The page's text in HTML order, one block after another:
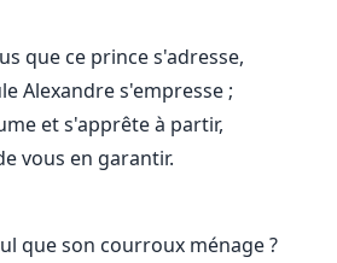
que ce prince s'adresse,
Alexandre s'empresse ;
et s'apprête à partir,
vous en garantir.
que son courroux ménage ?